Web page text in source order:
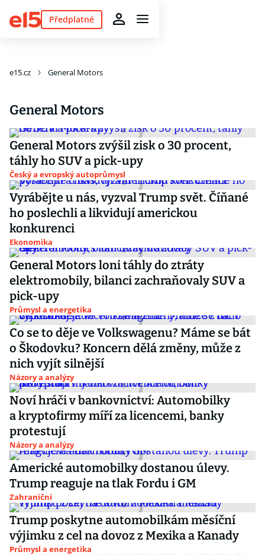
Předplatné
e15.cz General Motors
General Motors
General Motors zvýšil zisk o 30 procent,
táhly ho SUV a pick-upy
Český a evropský autoprůmysl
Vyrábějte u nás, vyzval Trump svět. Číňané
ho poslechli a likvidují americkou
konkurenci
Ekonomika
General Motors loni táhly do ztráty
elektromobily, bilanci zachraňovaly SUV a
pick-upy
Průmysl a energetika
Co se to děje ve Volkswagenu? Máme se bát
o Škodovku? Koncern dělá změny, může z
nich vyjít silnější
Názory a analýzy
Noví hráči v bankovnictví: Automobilky
a kryptofirmy míří za licencemi, banky
protestují
Názory a analýzy
Americké automobilky dostanou úlevy.
Trump reaguje na tlak Fordu i GM
Zahraniční
Trump poskytne automobilkám měsíční
výjimku z cel na dovoz z Mexika a Kanady
Průmysl a energetika